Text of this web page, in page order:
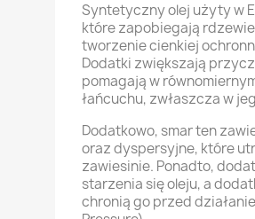
Syntetyczny olej użyty w
które zapobiegają
tworzenie cienkiej
Dodatki zwiększają
pomagają w
łańcuchu, zwłaszcza w
Dodatkowo, smar ten
oraz dyspersyjne, które
zawiesinie. Ponadto,
starzenia się oleju, a
chronią go przed